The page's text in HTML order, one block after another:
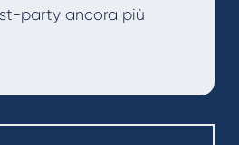
party ancora più